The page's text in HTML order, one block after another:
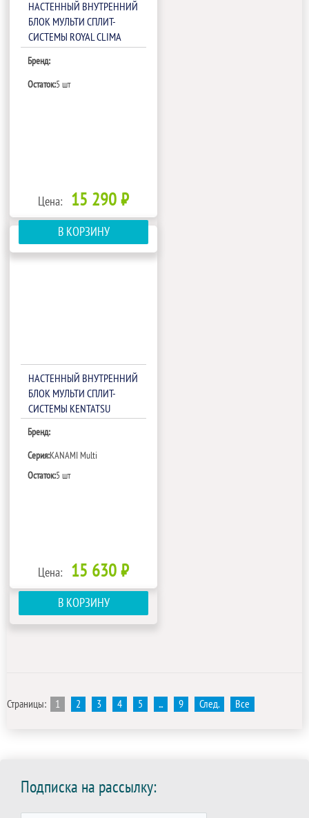
НАСТЕННЫЙ ВНУТРЕННИЙ
БЛОК МУЛЬТИ СПЛИТ-
СИСТЕМЫ ROYAL CLIMA
Бренд:
Остаток:5 шт
Цена: 15 290 ₽
В КОРЗИНУ
НАСТЕННЫЙ ВНУТРЕННИЙ
БЛОК МУЛЬТИ СПЛИТ-
СИСТЕМЫ KENTATSU
KMGA26HZRN1
Бренд:
Серия:KANAMI Multi
Остаток:5 шт
Цена: 15 630 ₽
В КОРЗИНУ
Страницы: 1 2 3 4 5 ... 9 След. Все
Подписка на рассылку: